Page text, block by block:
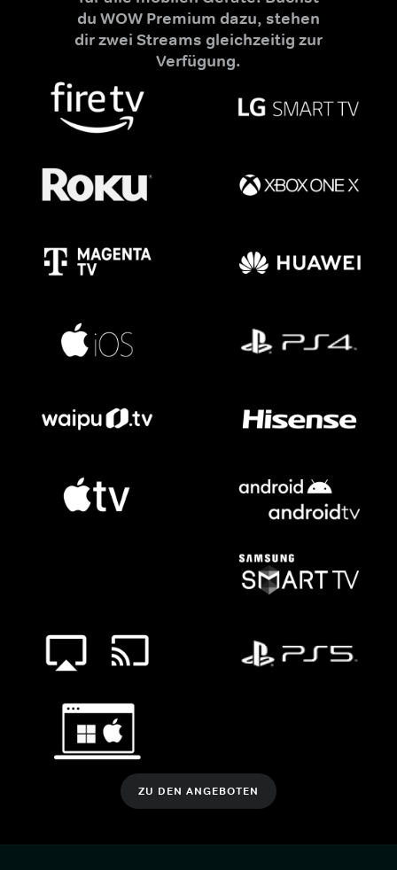
du WOW Premium dazu, stehen
dir zwei Streams gleichzeitig zur
Verfügung.
ZU DEN ANGEBOTEN